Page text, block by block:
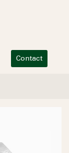
Contact